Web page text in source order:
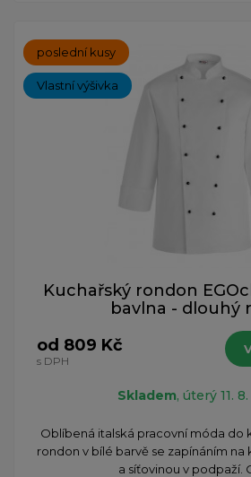
poslední kusy
Vlastní výšivka
Kuchařský rondon
bavlna - dlouhý
od 809 Kč
s DPH
Skladem, úterý 11.
Oblíbená italská pracovní móda do
rondon v bílé barvě se zapínáním
a síťovinou v podpaží.